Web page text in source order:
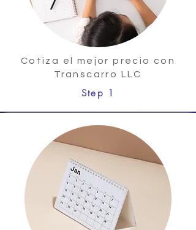
Cotiza el mejor precio con
Transcarro LLC
Step 1